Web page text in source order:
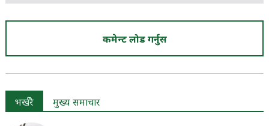
कमेन्ट लोड गर्नुस
भर्खरै मुख्य समाचार